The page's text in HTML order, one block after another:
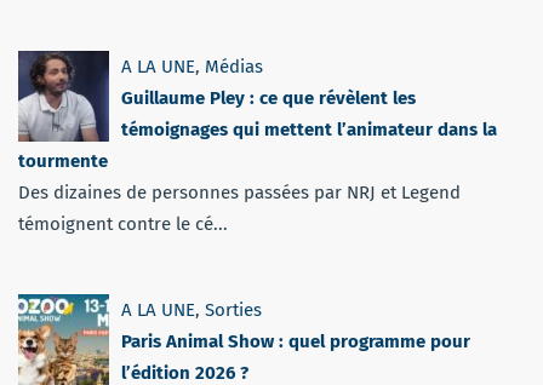
A LA UNE, Médias
Guillaume Pley : ce que révèlent les
témoignages qui mettent l’animateur dans la
tourmente
Des dizaines de personnes passées par NRJ et Legend
témoignent contre le cé...
A LA UNE, Sorties
Paris Animal Show : quel programme pour
l’édition 2026 ?